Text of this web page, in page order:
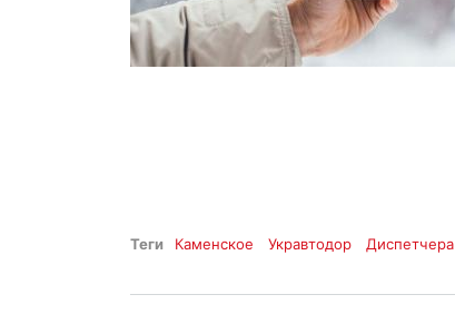
Теги Каменское Укравтодор Диспетчера